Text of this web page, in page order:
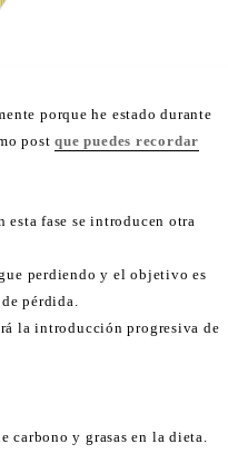
porque he estado durante
post que puedes recordar
esta fase se introducen otra
perdiendo y el objetivo es
pérdida.
la introducción progresiva de
carbono y grasas en la dieta.